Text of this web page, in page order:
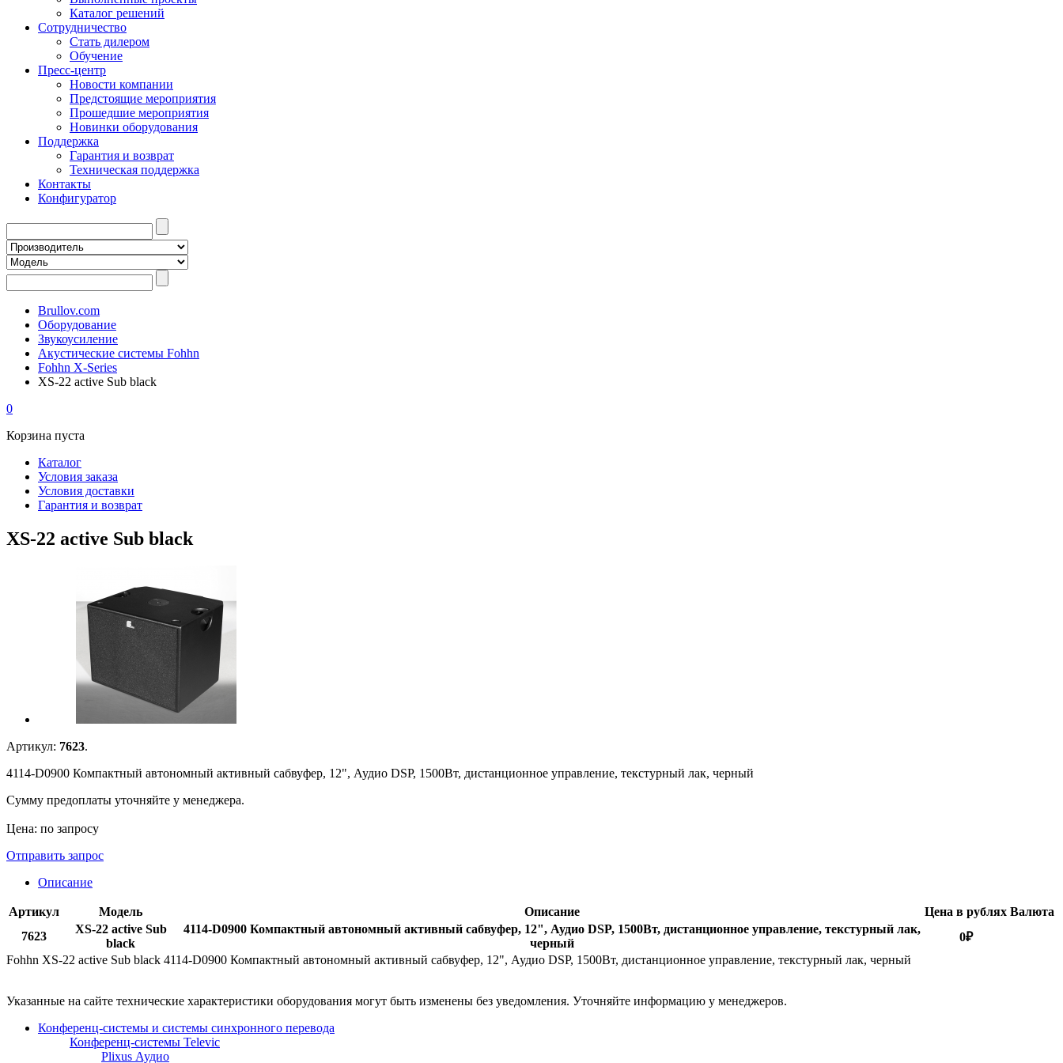
Каталог решений
Сотрудничество
Стать дилером
Обучение
Пресс-центр
Новости компании
Предстоящие мероприятия
Прошедшие мероприятия
Новинки оборудования
Поддержка
Гарантия и возврат
Техническая поддержка
Контакты
Конфигуратор
Brullov.com
Оборудование
Звукоусиление
Акустические системы Fohhn
Fohhn X-Series
XS-22 active Sub black
0
Корзина пуста
Каталог
Условия заказа
Условия доставки
Гарантия и возврат
XS-22 active Sub black
Артикул: 7623.
4114-D0900 Компактный автономный активный сабвуфер, 12", Аудио DSP, 1500Вт, дистанционное управление, текстурный лак, черный
Сумму предоплаты уточняйте у менеджера.
Цена: по запросу
Отправить запрос
Описание
Артикул Модель Описание Цена в рублях Валюта
7623
XS-22 active Sub
black
4114-D0900 Компактный автономный активный сабвуфер, 12", Аудио DSP, 1500Вт, дистанционное управление, текстурный лак,
черный
0₽
Fohhn XS-22 active Sub black 4114-D0900 Компактный автономный активный сабвуфер, 12", Аудио DSP, 1500Вт, дистанционное управление, текстурный лак, черный
Указанные на сайте технические характеристики оборудования могут быть изменены без уведомления. Уточняйте информацию у менеджеров.
Конференц-системы и системы синхронного перевода
Конференц-системы Televic
Plixus Аудио